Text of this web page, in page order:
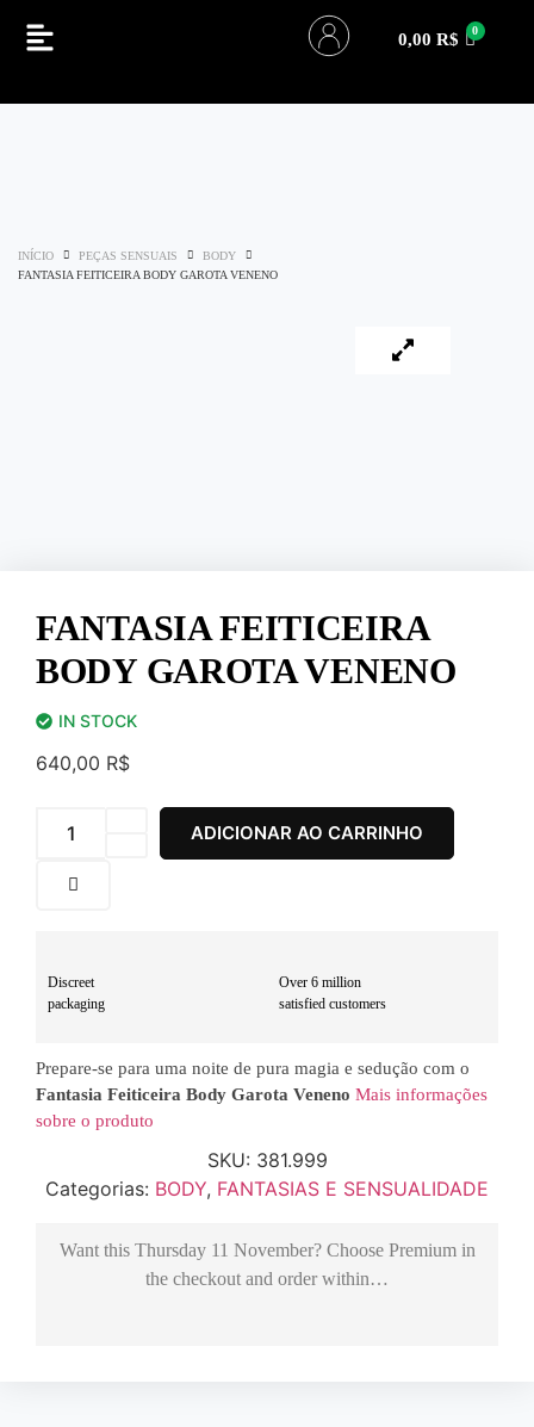
0,00R$
INÍCIO PEÇAS SENSUAIS
BODY
FANTASIA FEITICEIRA BODY GAROTA VENENO
FANTASIA FEITICEIRA
BODY GAROTA VENENO
IN STOCK
640,00 R$
ADICIONAR AO CARRINHO
Discreet
packaging
Over 6 million
satisfied customers
Prepare-se para uma noite de pura magia e sedução com o
Fantasia Feiticeira Body Garota Veneno Mais informações
sobre o produto
SKU: 381.999
Categorias: BODY, FANTASIAS E SENSUALIDADE
Want this Thursday 11 November? Choose Premiumin
the checkout and order within…